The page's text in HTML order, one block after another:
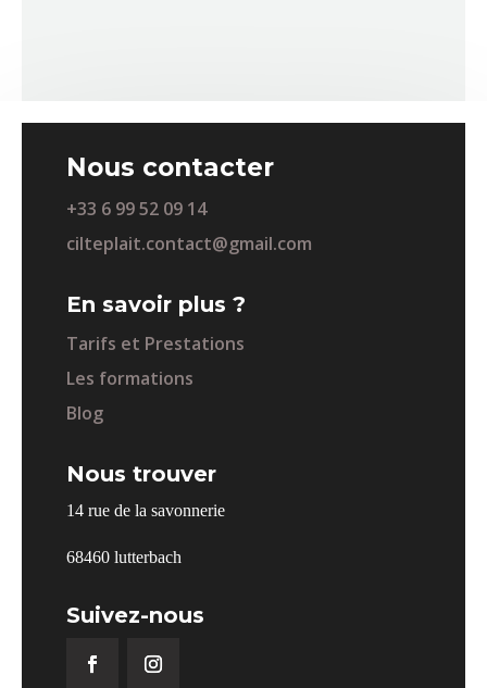
Nous contacter
+33 6 99 52 09 14
cilteplait.contact@gmail.com
En savoir plus ?
Tarifs et Prestations
Les formations
Blog
Nous trouver
14 rue de la savonnerie
68460 lutterbach
Suivez-nous